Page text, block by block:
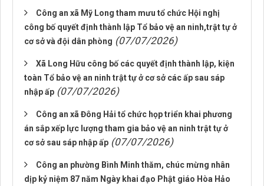
Công an xã Mỹ Long tham mưu tổ chức Hội nghị
công bố quyết định thành lập Tổ bảo vệ an ninh,trật tự ở
cơ sở và đội dân phòng (07/07/2026)
Xã Long Hữu công bố các quyết định thành lập, kiện
toàn Tổ bảo vệ an ninh trật tự ở cơ sở các ấp sau sáp
nhập ấp (07/07/2026)
Công an xã Đông Hải tổ chức họp triển khai phương
án sắp xếp lực lượng tham gia bảo vệ an ninh trật tự ở
cơ sở sau sáp nhập ấp (07/07/2026)
Công an phường Bình Minh thăm, chúc mừng nhân
dịp kỷ niệm 87 năm Ngày khai đạo Phật giáo Hòa Hảo